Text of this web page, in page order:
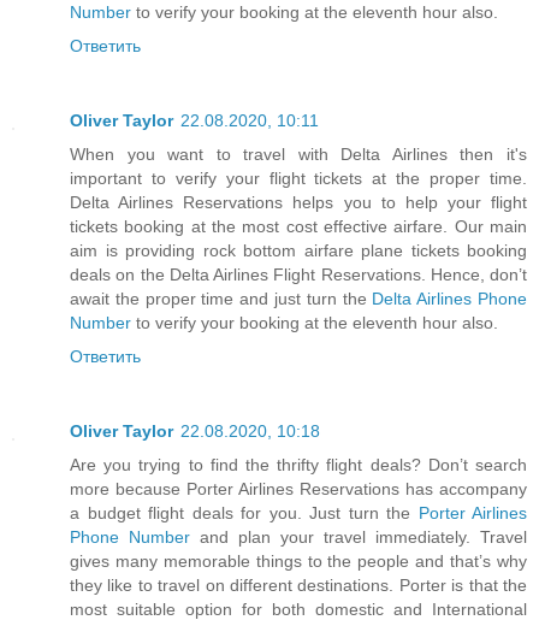
Number to verify your booking at the eleventh hour also.
Ответить
Oliver Taylor 22.08.2020, 10:11
When you want to travel with Delta Airlines then it's
important to verify your flight tickets at the proper time.
Delta Airlines Reservations helps you to help your flight
tickets booking at the most cost effective airfare. Our main
aim is providing rock bottom airfare plane tickets booking
deals on the Delta Airlines Flight Reservations. Hence, don’t
await the proper time and just turn the Delta Airlines Phone
Number to verify your booking at the eleventh hour also.
Ответить
Oliver Taylor 22.08.2020, 10:18
Are you trying to find the thrifty flight deals? Don’t search
more because Porter Airlines Reservations has accompany
a budget flight deals for you. Just turn the Porter Airlines
Phone Number and plan your travel immediately. Travel
gives many memorable things to the people and that’s why
they like to travel on different destinations. Porter is that the
most suitable option for both domestic and International